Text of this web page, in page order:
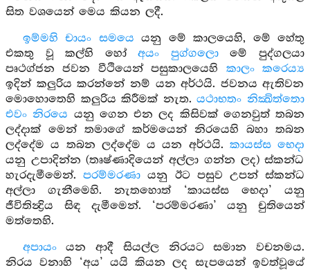
සිත වශයෙන් මෙය කියන ලදී.
ඉම්මහි චායං සමයෙ යනු මේ කාලයෙහි, මේ හේතු
එකතු වූ කල්හි හෝඅයං පුග්ගලොමේ පුද්ගලයා
පෘථග්ජන ජවන වීථියෙන් පසුකාලයෙහි කාලං කරෙය්‍ය
ඉදින් කලුරිය කරන්නේ නම් යන අර්ථයි. ජවනය ඇතිවන
මොහොතෙහි කලුරිය කිරීමක් නැත.යථාභතං නික්‍ඛිත්තො
එවං නිරයෙ යනු ගෙන එන ලද කිසිවක් ගෙනවුත් තබන
ලද්දාක් මෙන් තමාගේ කර්මයෙන් නිරයෙහි බහා තබන
ලද්දේම ය තබන ලද්දේම ය යන අර්ථයි. කායස්ස භෙදා
යනු උපාදින්න (තෘෂ්ණාදියෙන් අල්ලා ගන්න ලද) ස්කන්ධ
හැරදැමීමෙන්.පරම්මරණා යනු ඊට පසුව උපන් ස්කන්ධ
අල්ලා ගැනීමෙහි. නැතහොත් ‘කායස්ස භෙදා’ යනු
ජීවිතින්‍ද්‍රිය සිඳ දැමීමෙන්. ‘පරම්මරණා’ යනු චුතියෙන්
මත්තෙහි.
අපායංයන ආදී සියල්ල නිරයට සමාන වචනමය.
නිරය වනාහි ‘අය’ යයි කියන ලද සැපයෙන් ඉවත්වූයේ